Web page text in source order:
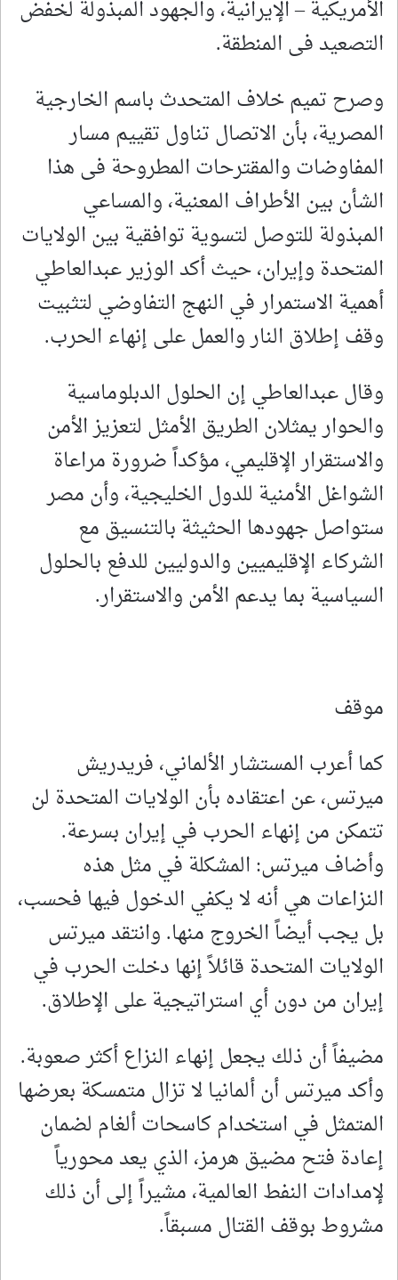
الأمريكية – الإيرانية، والجهود المبذولة لخفض
التصعيد فى المنطقة.
وصرح تميم خلاف المتحدث باسم الخارجية
المصرية، بأن الاتصال تناول تقييم مسار
المفاوضات والمقترحات المطروحة فى هذا
الشأن بين الأطراف المعنية، والمساعي
المبذولة للتوصل لتسوية توافقية بين الولايات
المتحدة وإيران، حيث أكد الوزير عبدالعاطي
أهمية الاستمرار في النهج التفاوضي لتثبيت
وقف إطلاق النار والعمل على إنهاء الحرب.
وقال عبدالعاطي إن الحلول الدبلوماسية
والحوار يمثلان الطريق الأمثل لتعزيز الأمن
والاستقرار الإقليمي، مؤكداً ضرورة مراعاة
الشواغل الأمنية للدول الخليجية، وأن مصر
ستواصل جهودها الحثيثة بالتنسيق مع
الشركاء الإقليميين والدوليين للدفع بالحلول
السياسية بما يدعم الأمن والاستقرار.
موقف
كما أعرب المستشار الألماني، فريدريش
ميرتس، عن اعتقاده بأن الولايات المتحدة لن
تتمكن من إنهاء الحرب في إيران بسرعة.
وأضاف ميرتس: المشكلة في مثل هذه
النزاعات هي أنه لا يكفي الدخول فيها فحسب،
بل يجب أيضاً الخروج منها. وانتقد ميرتس
الولايات المتحدة قائلاً إنها دخلت الحرب في
إيران من دون أي استراتيجية على الإطلاق.
مضيفاً أن ذلك يجعل إنهاء النزاع أكثر صعوبة.
وأكد ميرتس أن ألمانيا لا تزال متمسكة بعرضها
المتمثل في استخدام كاسحات ألغام لضمان
إعادة فتح مضيق هرمز، الذي يعد محورياً
لإمدادات النفط العالمية، مشيراً إلى أن ذلك
مشروط بوقف القتال مسبقاً.